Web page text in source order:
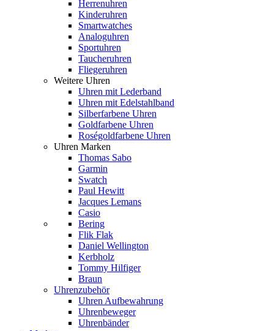
Herrenuhren
Kinderuhren
Smartwatches
Analoguhren
Sportuhren
Taucheruhren
Fliegeruhren
Weitere Uhren
Uhren mit Lederband
Uhren mit Edelstahlband
Silberfarbene Uhren
Goldfarbene Uhren
Roségoldfarbene Uhren
Uhren Marken
Thomas Sabo
Garmin
Swatch
Paul Hewitt
Jacques Lemans
Casio
Bering
Flik Flak
Daniel Wellington
Kerbholz
Tommy Hilfiger
Braun
Uhrenzubehör
Uhren Aufbewahrung
Uhrenbeweger
Uhrenbänder